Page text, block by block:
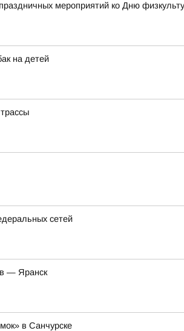
мероприятий ко Дню
на детей
сетей
— Яранск
в Санчурске